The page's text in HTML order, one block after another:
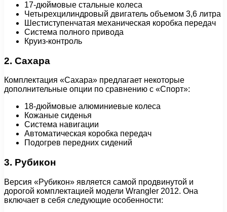
17-дюймовые стальные колеса
Четырехцилиндровый двигатель объемом 3,6 литра
Шестиступенчатая механическая коробка передач
Система полного привода
Круиз-контроль
2. Сахара
Комплектация «Сахара» предлагает некоторые
дополнительные опции по сравнению с «Спорт»:
18-дюймовые алюминиевые колеса
Кожаные сиденья
Система навигации
Автоматическая коробка передач
Подогрев передних сидений
3. Рубикон
Версия «Рубикон» является самой продвинутой и
дорогой комплектацией модели Wrangler 2012. Она
включает в себя следующие особенности: